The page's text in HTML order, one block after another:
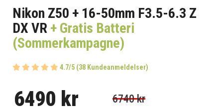
Nikon Z50 + 16-50mm F3.5-6.3 Z
DX VR+ Gratis Batteri
(Sommerkampagne)
4.7/5 (38 Kundeanmeldelser)
6490 kr 6740 kr